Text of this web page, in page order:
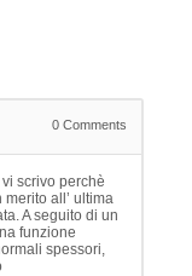
0 Comments
scrivo perchè
all’ ultima
A seguito di un
funzione
spessori,